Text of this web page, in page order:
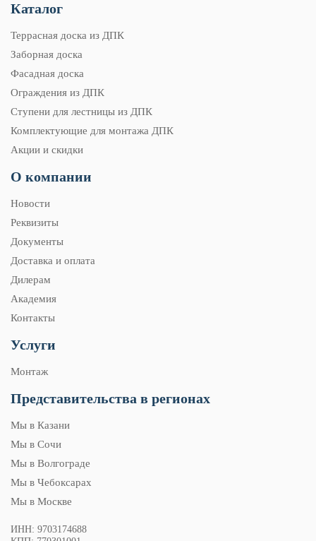
Каталог
Террасная доска из ДПК
Заборная доска
Фасадная доска
Ограждения из ДПК
Ступени для лестницы из ДПК
Комплектующие для монтажа ДПК
Акции и скидки
О компании
Новости
Реквизиты
Документы
Доставка и оплата
Дилерам
Академия
Контакты
Услуги
Монтаж
Представительства в регионах
Мы в Казани
Мы в Сочи
Мы в Волгограде
Мы в Чебоксарах
Мы в Москве
ИНН: 9703174688